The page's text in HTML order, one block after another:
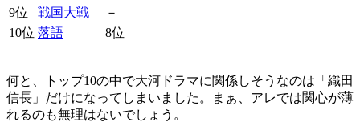
9位
戦国大戦
－
10位 落語 8位
何と、トップ10の中で大河ドラマに関係しそうなのは「織田
信長」だけになってしまいました。まぁ、アレでは関心が薄
れるのも無理はないでしょう。